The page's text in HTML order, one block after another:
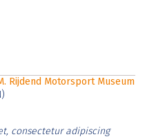
Rijdend Motorsport Museum
consectetur adipiscing